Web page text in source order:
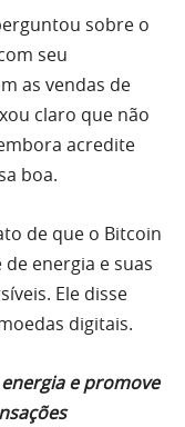
sobre o
seu
as vendas de
claro que não
acredite
boa.
de que o Bitcoin
energia e suas
Ele disse
digitais.
e promove